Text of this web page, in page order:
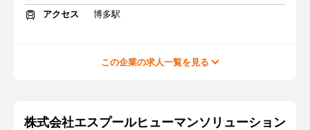
アクセス
博多駅
この企業の求人一覧を見る
株式会社エスプールヒューマンソリューション